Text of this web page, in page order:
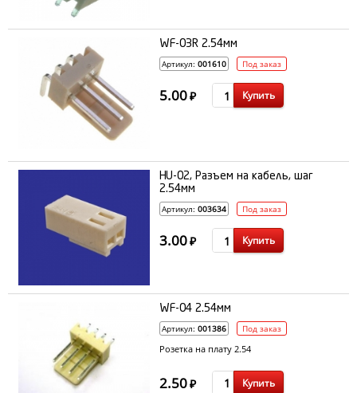
WF-03R 2.54мм
Артикул: 001610 Под заказ
5.00₽ Купить
HU-02, Разъем на кабель, шаг
2.54мм
Артикул: 003634 Под заказ
3.00₽ Купить
WF-04 2.54мм
Артикул: 001386 Под заказ
Розетка на плату 2.54
2.50₽ Купить